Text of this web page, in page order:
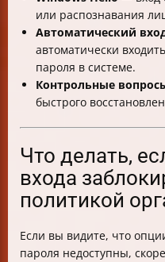
или распознавания
Автоматический
автоматически
пароля в системе.
Контрольные
быстрого
Что делать,
входа
политикой
Если вы видите, что
пароля недоступны,